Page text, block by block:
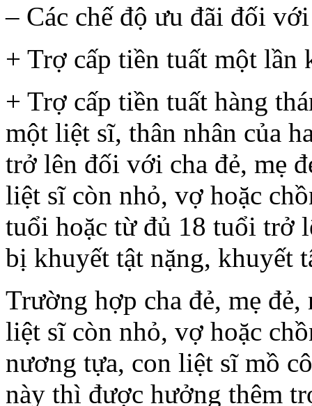
– Các chế độ ưu đãi đối
+ Trợ cấp tiền tuất một lần
+ Trợ cấp tiền tuất hàng
một liệt sĩ, thân nhân của
trở lên đối với cha đẻ, mẹ
liệt sĩ còn nhỏ, vợ hoặc
tuổi hoặc từ đủ 18 tuổi trở
bị khuyết tật nặng, khuyết
Trường hợp cha đẻ, mẹ
liệt sĩ còn nhỏ, vợ hoặc
nương tựa, con liệt sĩ mồ
này thì được hưởng thêm